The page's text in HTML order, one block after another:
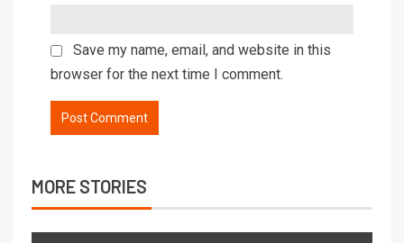
Save my name, email, and website in this
browser for the next time I comment.
MORE STORIES